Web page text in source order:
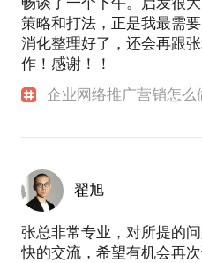
策略和打法，正是我最需
消化整理好了，还会再跟
作！感谢！！
企业网络推广营销怎么
翟旭
张总非常专业，对所提的
快的交流，希望有机会再次